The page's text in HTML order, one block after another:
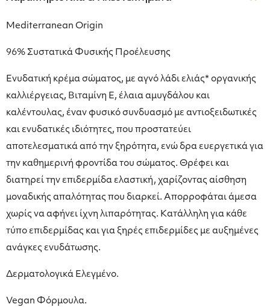
Mediterranean Origin
96% Συστατικά Φυσικής Προέλευσης
Ενυδατική κρέμα σώματος, με αγνό λάδι ελιάς* οργανικής
καλλιέργειας, Βιταμίνη Ε, έλαια αμυγδάλου και
καλέντουλας, έναν φυσικό συνδυασμό με αντιοξειδωτικές
και ενυδατικές ιδιότητες, που προστατεύει
αποτελεσματικά από την ξηρότητα, ενώ δρα ευεργετικά για
την καθημερινή φροντίδα του σώματος. Θρέφει και
διατηρεί την επιδερμίδα ελαστική, χαρίζοντας αίσθηση
μοναδικής απαλότητας που διαρκεί. Απορροφάται άμεσα
χωρίς να αφήνει ίχνη λιπαρότητας. Κατάλληλη για κάθε
τύπο επιδερμίδας και για ξηρές επιδερμίδες με αυξημένες
ανάγκες ενυδάτωσης.
Δερματολογικά Ελεγμένο.
Vegan Φόρμουλα.